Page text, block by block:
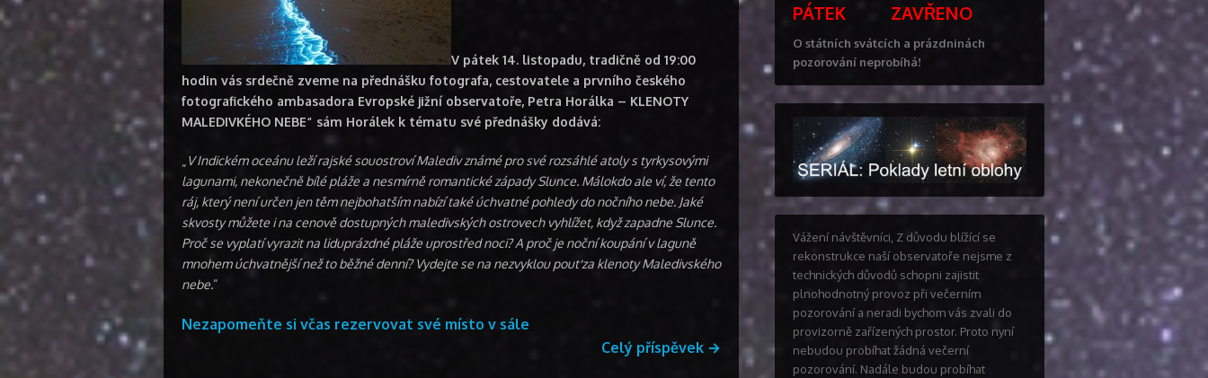
V pátek 14. listopadu, tradičně od 19:00
hodin vás srdečně zveme na přednášku fotografa, cestovatele a prvního českého
fotografického ambasadora Evropské jižní observatoře, Petra Horálka – KLENOTY
MALEDIVKÉHO NEBE“ sám Horálek k tématu své přednášky dodává:
V Indickém oceánu leží rajské souostroví Malediv známé pro své rozsáhlé atoly s tyrkysovými
lagunami, nekonečně bílé pláže a nesmírně romantické západy Slunce. Málokdo ale ví, že tento
ráj, který není určen jen těm nejbohatším nabízí také úchvatné pohledy do nočního nebe. Jaké
skvosty můžete i na cenově dostupných maledivských ostrovech vyhlížet, když zapadne Slunce.
Proč se vyplatí vyrazit na liduprázdné pláže uprostřed noci? A proč je noční koupání v laguně
mnohem úchvatnější než to běžné denní? Vydejte se na nezvyklou pouť za klenoty Maledivského
nebe.“
Nezapomeňte si včas rezervovat své místo v sále
Celý příspěvek →
PÁTEK ZAVŘENO
O státních svátcích a prázdninách
pozorování neprobíhá!
Vážení návštěvníci, Z důvodu blížící se
rekonstrukce naší observatoře nejsme z
technických důvodů schopni zajistit
plnohodnotný provoz při večerním
pozorování a neradi bychom vás zvali do
provizorně zařízených prostor. Proto nyní
nebudou probíhat žádná večerní
pozorování. Nadále budou probíhat